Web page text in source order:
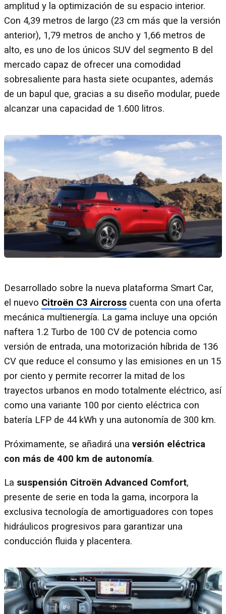
amplitud y la optimización de su espacio interior.
Con 4,39 metros de largo (23 cm más que la versión
anterior), 1,79 metros de ancho y 1,66 metros de
alto, es uno de los únicos SUV del segmento B del
mercado capaz de ofrecer una comodidad
sobresaliente para hasta siete ocupantes, además
de un bapul que, gracias a su diseño modular, puede
alcanzar una capacidad de 1.600 litros.
Desarrollado sobre la nueva plataforma Smart Car,
el nuevo Citroën C3 Aircross cuenta con una oferta
mecánica multienergía. La gama incluye una opción
naftera 1.2 Turbo de 100 CV de potencia como
versión de entrada, una motorización híbrida de 136
CV que reduce el consumo y las emisiones en un 15
por ciento y permite recorrer la mitad de los
trayectos urbanos en modo totalmente eléctrico, así
como una variante 100 por ciento eléctrica con
batería LFP de 44 kWh y una autonomía de 300 km.
Próximamente, se añadirá una versión eléctrica
con más de 400 km de autonomía.
La suspensión Citroën Advanced Comfort,
presente de serie en toda la gama, incorpora la
exclusiva tecnología de amortiguadores con topes
hidráulicos progresivos para garantizar una
conducción fluida y placentera.